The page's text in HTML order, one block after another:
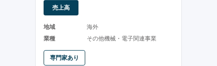
売上高
地域
海外
業種
その他機械・電子関連事業
専門家あり